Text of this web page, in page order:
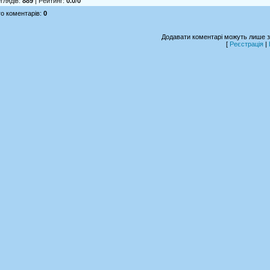
коментарів: 0
Додавати коментарі можуть лише
[ Реєстрація |